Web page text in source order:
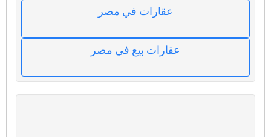
عقارات في مصر
عقارات بيع في مصر